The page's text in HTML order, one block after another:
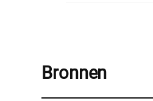
Bronnen